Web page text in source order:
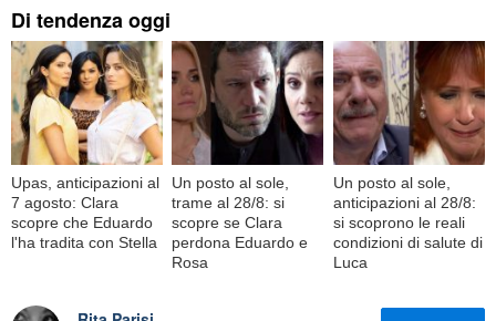
Di tendenza oggi
Upas, anticipazioni al
7 agosto: Clara
scopre che Eduardo
l'ha tradita con Stella
Un posto al sole,
trame al 28/8: si
scopre se Clara
perdona Eduardo e
Rosa
Un posto al sole,
anticipazioni al 28/8:
si scoprono le reali
condizioni di salute di
Luca